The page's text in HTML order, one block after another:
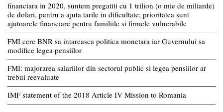
financiara in 2020, suntem pregatiti cu 1 trilion (o mie de miliarde)
de dolari, pentru a ajuta tarile in dificultate; prioritatea sunt
ajutoarele financiare pentru familiile si firmele vulnerabile
FMI cere BNR sa intareasca politica monetara iar Guvernului sa
modifice legea pensiilor
FMI: majorarea salariilor din sectorul public si legea pensiilor ar
trebui reevaluate
IMF statement of the 2018 Article IV Mission to Romania